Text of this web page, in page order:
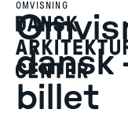
OMVISNING
dansk
billet